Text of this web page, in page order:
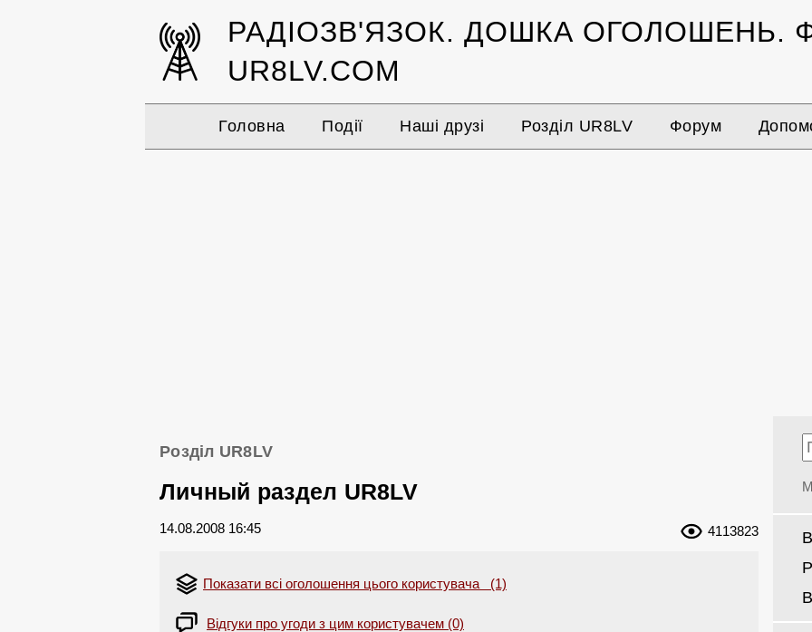
РАДІОЗВ'ЯЗОК. ДОШКА ОГОЛОШЕНЬ.
UR8LV.COM
Головна Події Наші друзі Розділ UR8LV Форум
Розділ UR8LV
Личный раздел UR8LV
14.08.2008 16:45 4113823
Показати всі оголошення цього користувача (1)
Відгуки про угоди з цим користувачем (0)